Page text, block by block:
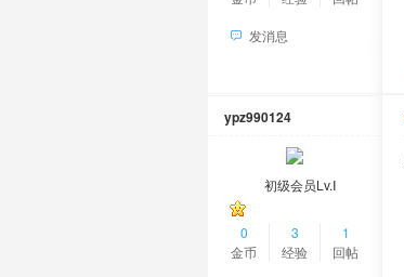
发消息
ypz990124
初级会员Lv.Ⅰ
0
金币
3
经验
1
回帖